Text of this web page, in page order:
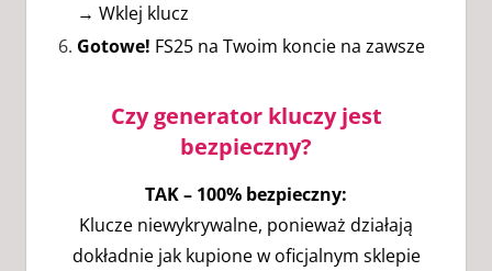
→ Wklej klucz
Gotowe! FS25 na Twoim koncie na zawsze
Czy generator kluczy jest
bezpieczny?
TAK – 100% bezpieczny:
Klucze niewykrywalne, ponieważ działają
dokładnie jak kupione w oficjalnym sklepie